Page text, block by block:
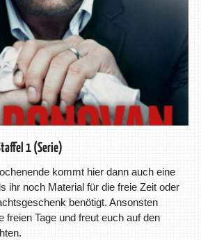
1 (Serie)
kommt hier dann auch eine
ihr noch Material für die freie Zeit oder
benötigt. Ansonsten
freien Tage und freut euch auf den